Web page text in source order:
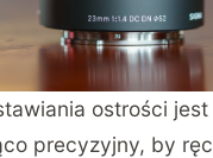
ostrości
precyzyjny, by